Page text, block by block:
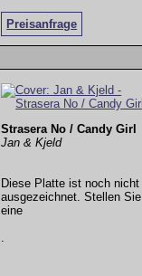
Preisanfrage
Strasera No / Candy Girl
Jan & Kjeld
Diese Platte ist noch nicht
ausgezeichnet. Stellen Sie
eine
.